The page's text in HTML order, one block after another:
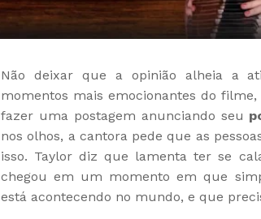
Não deixar que a opinião alheia a
momentos mais emocionantes do
fazer uma postagem anunciando seu
nos olhos, a cantora pede que as
isso. Taylor diz que lamenta ter se
chegou em um momento em que
está acontecendo no mundo, e que